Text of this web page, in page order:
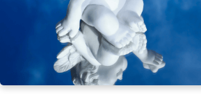
61
66
71 72